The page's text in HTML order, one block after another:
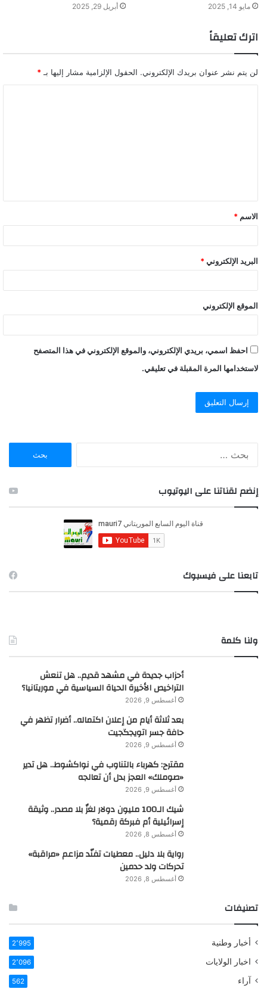
مايو 14, 2025 أبريل 29, 2025
اترك تعليقاً
لن يتم نشر عنوان بريدك الإلكتروني. الحقول الإلزامية مشار إليها بـ *
ق
*
الاسم *
البريد الإلكتروني *
الموقع الإلكتروني
احفظ اسمي، بريدي الإلكتروني، والموقع الإلكتروني في هذا المتصفح
لاستخدامها المرة المقبلة في تعليقي.
ن
:
إنضم لقناتنا على اليوتيوب
تابعنا على فيسبوك
ولنا كلمة
أحزاب جديدة في مشهد قديم.. هل تنعش
التراخيص الأخيرة الحياة السياسية في موريتانيا؟
أغسطس 9, 2026
بعد ثلاثة أيام من إعلان اكتماله.. أضرار تظهر في
حافة جسر اتويجگجيت
أغسطس 9, 2026
مقترح: كهرباء بالتناوب في نواكشوط.. هل تدير
«صوملك» العجز بدل أن تعالجه
أغسطس 9, 2026
شيك الـ100 مليون دولار لغزٌ بلا مصدر.. وثيقة
إسرائيلية أم فبركة رقمية؟
أغسطس 8, 2026
رواية بلا دليل.. معطيات تفنّد مزاعم «مراقبة»
تحركات ولد حدمين
أغسطس 8, 2026
تصنيفات
أخبار وطنية 2٬995
اخبار الولايات 2٬096
آراء 562